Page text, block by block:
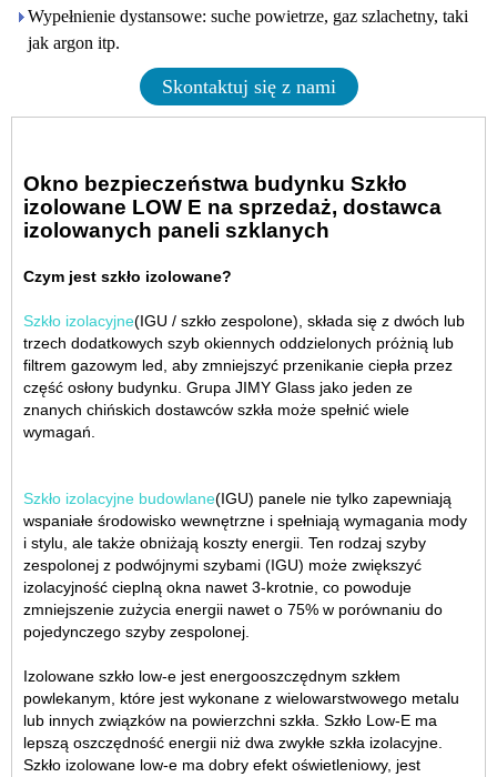
Wypełnienie dystansowe: suche powietrze, gaz szlachetny, taki
jak argon itp.
Skontaktuj się z nami
Okno bezpieczeństwa budynku Szkło
izolowane LOW E na sprzedaż, dostawca
izolowanych paneli szklanych
Czym jest szkło izolowane?
Szkło izolacyjne(IGU / szkło zespolone), składa się z dwóch lub
trzech dodatkowych szyb okiennych oddzielonych próżnią lub
filtrem gazowym led, aby zmniejszyć przenikanie ciepła przez
część osłony budynku. Grupa JIMY Glass jako jeden ze
znanych chińskich dostawców szkła może spełnić wiele
wymagań.
Szkło izolacyjne budowlane(IGU) panele nie tylko zapewniają
wspaniałe środowisko wewnętrzne i spełniają wymagania mody
i stylu, ale także obniżają koszty energii. Ten rodzaj szyby
zespolonej z podwójnymi szybami (IGU) może zwiększyć
izolacyjność cieplną okna nawet 3-krotnie, co powoduje
zmniejszenie zużycia energii nawet o 75% w porównaniu do
pojedynczego szyby zespolonej.
Izolowane szkło low-e jest energooszczędnym szkłem
powlekanym, które jest wykonane z wielowarstwowego metalu
lub innych związków na powierzchni szkła. Szkło Low-E ma
lepszą oszczędność energii niż dwa zwykłe szkła izolacyjne.
Szkło izolowane low-e ma dobry efekt oświetleniowy, jest